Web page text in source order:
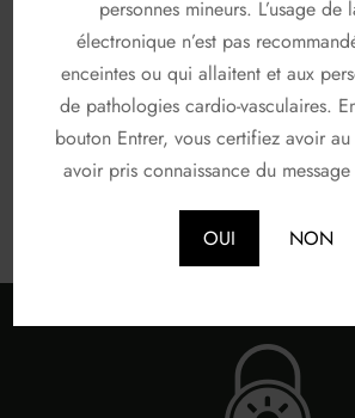
personnes mineurs. L’usage de
électronique n’est pas
enceintes ou qui allaitent et aux
de pathologies cardio-vasculaires.
bouton Entrer, vous certifiez avoir
avoir pris connaissance du
OUI NON
T JUICE 3
Non classé 26
En stock